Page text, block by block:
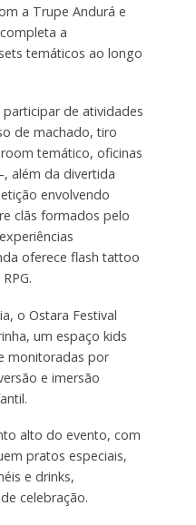
a Trupe Andurá e
a
temáticos ao longo
de atividades
de machado, tiro
temático, oficinas
além da divertida
envolvendo
clãs formados pelo
oferece flash tattoo
o Ostara Festival
um espaço kids
monitoradas por
e imersão
alto do evento, com
pratos especiais,
e drinks,
celebração.